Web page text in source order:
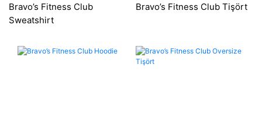
Bravo’s Fitness Club
Sweatshirt
Bravo’s Fitness Club Tişört